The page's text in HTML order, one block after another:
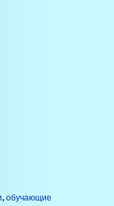
, обучающие